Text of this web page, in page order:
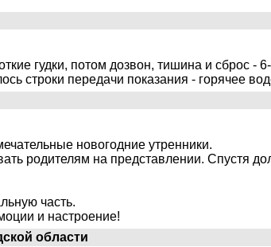
гудки, потом дозвон, тишина и
строки передачи показания - горячее
новогодние утренники.
родителям на представлении. Спустя
часть.
и настроение!
области